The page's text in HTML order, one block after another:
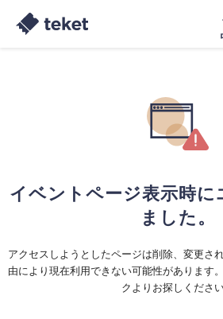
イベントページ表示時に
ました。
アクセスしようとしたページは削除、変更さ
由により現在利用できない可能性があります
クよりお探しください